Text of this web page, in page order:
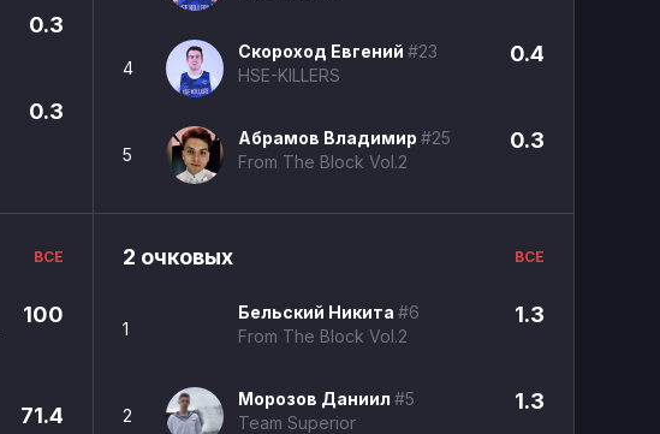
0.3
0.3
4
Скороход Евгений #23
HSE-KILLERS
0.4
5
Абрамов Владимир #25
From The Block Vol.2
0.3
ВСЕ
100
71.4
2 очковых ВСЕ
1
Бельский Никита #6
From The Block Vol.2
1.3
2
Морозов Даниил #5
Team Superior
1.3